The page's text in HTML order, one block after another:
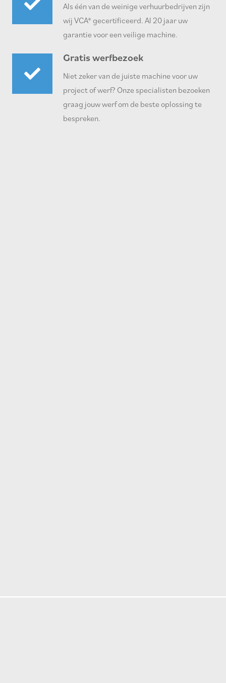
Als één van de weinige verhuurbedrijven zijn
wij VCA* gecertificeerd. Al 20 jaar uw
garantie voor een veilige machine.
Gratis werfbezoek
Niet zeker van de juiste machine voor uw
project of werf? Onze specialisten bezoeken
graag jouw werf om de beste oplossing te
bespreken.